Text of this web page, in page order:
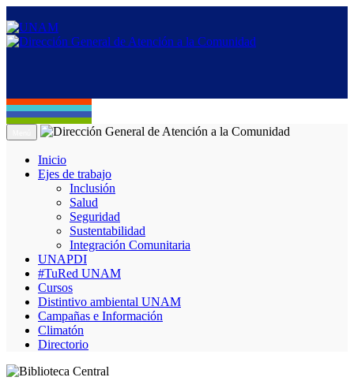
Inicio
Ejes de trabajo
Inclusión
Salud
Seguridad
Sustentabilidad
Integración Comunitaria
UNAPDI
#TuRed UNAM
Cursos
Distintivo ambiental UNAM
Campañas e Información
Climatón
Directorio